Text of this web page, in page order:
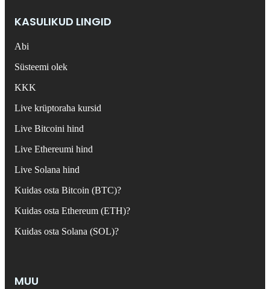
KASULIKUD LINGID
Abi
Süsteemi olek
KKK
Live krüptoraha kursid
Live Bitcoini hind
Live Ethereumi hind
Live Solana hind
Kuidas osta Bitcoin (BTC)?
Kuidas osta Ethereum (ETH)?
Kuidas osta Solana (SOL)?
MUU